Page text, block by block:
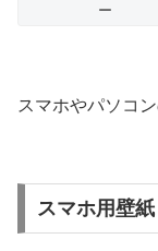
ー
スマホやパソコ
スマホ用壁紙